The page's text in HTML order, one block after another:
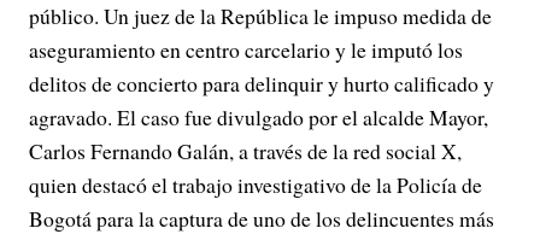
público. Un juez de la República le impuso medida de
aseguramiento en centro carcelario y le imputó los
delitos de concierto para delinquir y hurto calificado y
agravado. El caso fue divulgado por el alcalde Mayor,
Carlos Fernando Galán, a través de la red social X,
quien destacó el trabajo investigativo de la Policía de
Bogotá para la captura de uno de los delincuentes más